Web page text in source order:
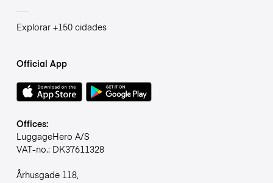
Explorar +150 cidades
Official App
Offices:
LuggageHero A/S
VAT-no.: DK37611328
Århusgade 118,